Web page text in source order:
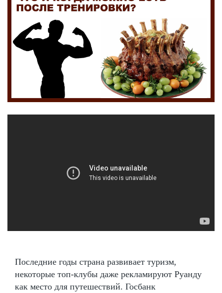
Последние годы страна развивает туризм,
некоторые топ-клубы даже рекламируют Руанду
как место для путешествий. Госбанк